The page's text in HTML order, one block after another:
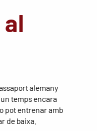
alemany
temps encara
pot entrenar amb
de baixa.